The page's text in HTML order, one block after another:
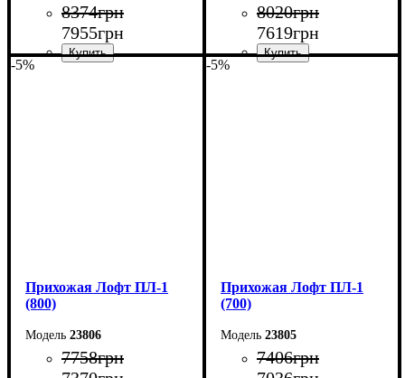
8374грн
7955грн
8020грн
7619грн
-5%
Прихожая Лофт ПЛ-1
(800)
23806
7758грн
-5%
Прихожая Лофт ПЛ-1
(700)
23805
7406грн